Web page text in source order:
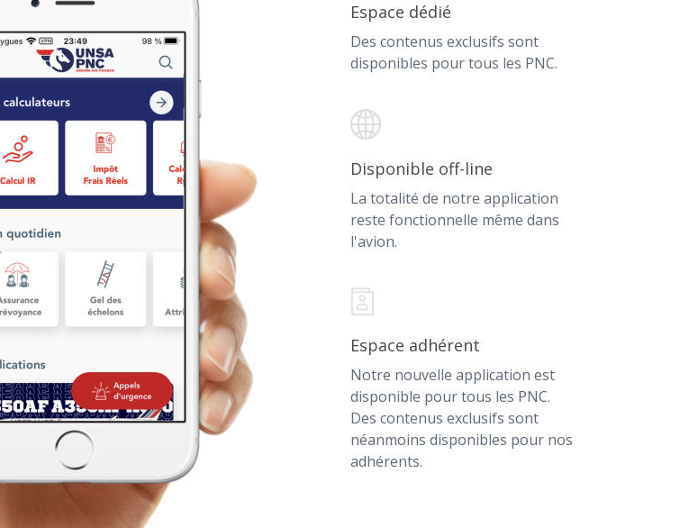
Espace dédié
Des contenus exclusifs sont
disponibles pour tous les PNC.
Disponible off-line
La totalité de notre application
reste fonctionnelle même dans
l'avion.
Espace adhérent
Notre nouvelle application est
disponible pour tous les PNC.
Des contenus exclusifs sont
néanmoins disponibles pour nos
adhérents.